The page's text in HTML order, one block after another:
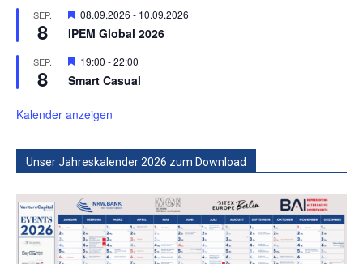
SEP.
8
Hervorgehoben
08.09.2026 - 10.09.2026
IPEM Global 2026
SEP.
8
Hervorgehoben
19:00 -22:00
Smart Casual
Kalender anzeigen
Unser Jahreskalender 2026 zum Download